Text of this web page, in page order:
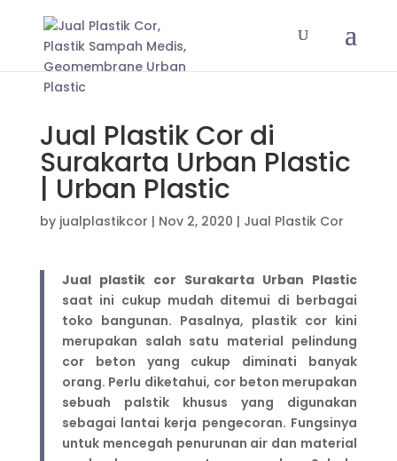
Jual Plastik Cor di
Surakarta Urban Plastic
| Urban Plastic
by jualplastikcor | Nov 2, 2020 | Jual Plastik Cor
Jual plastik cor Surakarta Urban Plastic
saat ini cukup mudah ditemui di berbagai
toko bangunan. Pasalnya, plastik cor kini
merupakan salah satu material pelindung
cor beton yang cukup diminati banyak
orang. Perlu diketahui, cor beton merupakan
sebuah palstik khusus yang digunakan
sebagai lantai kerja pengecoran. Fungsinya
untuk mencegah penurunan air dan material